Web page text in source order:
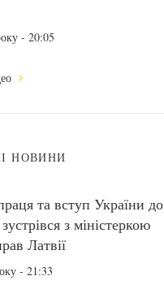
- 20:05
НОВИНИ
та вступ України до
з міністеркою
Латвії
- 21:33